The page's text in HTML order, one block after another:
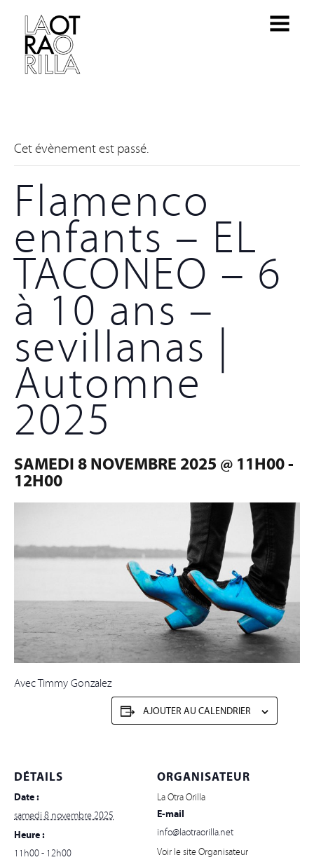
Cet évènement est passé.
Flamenco
enfants – EL
TACONEO – 6
à 10 ans –
sevillanas |
Automne
2025
SAMEDI 8 NOVEMBRE 2025 @ 11H00-
12H00
Avec Timmy Gonzalez
AJOUTER AU CALENDRIER
DÉTAILS
Date :
samedi 8 novembre 2025
Heure :
11h00 - 12h00
ORGANISATEUR
La Otra Orilla
E-mail
info@laotraorilla.net
Voir le site Organisateur